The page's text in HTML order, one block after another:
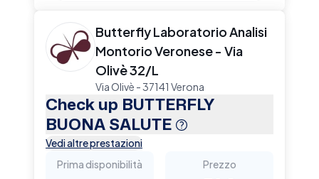
Butterfly Laboratorio Analisi
Montorio Veronese - Via
Olivè 32/L
Via Olivè - 37141 Verona
Check up BUTTERFLY
BUONA SALUTE
Vedi altre prestazioni
Prima disponibilità
Prezzo